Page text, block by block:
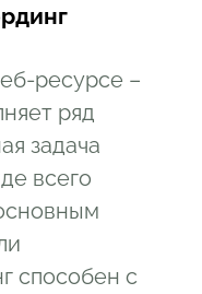
ресурсе –
ряд
задача
всего
способен с